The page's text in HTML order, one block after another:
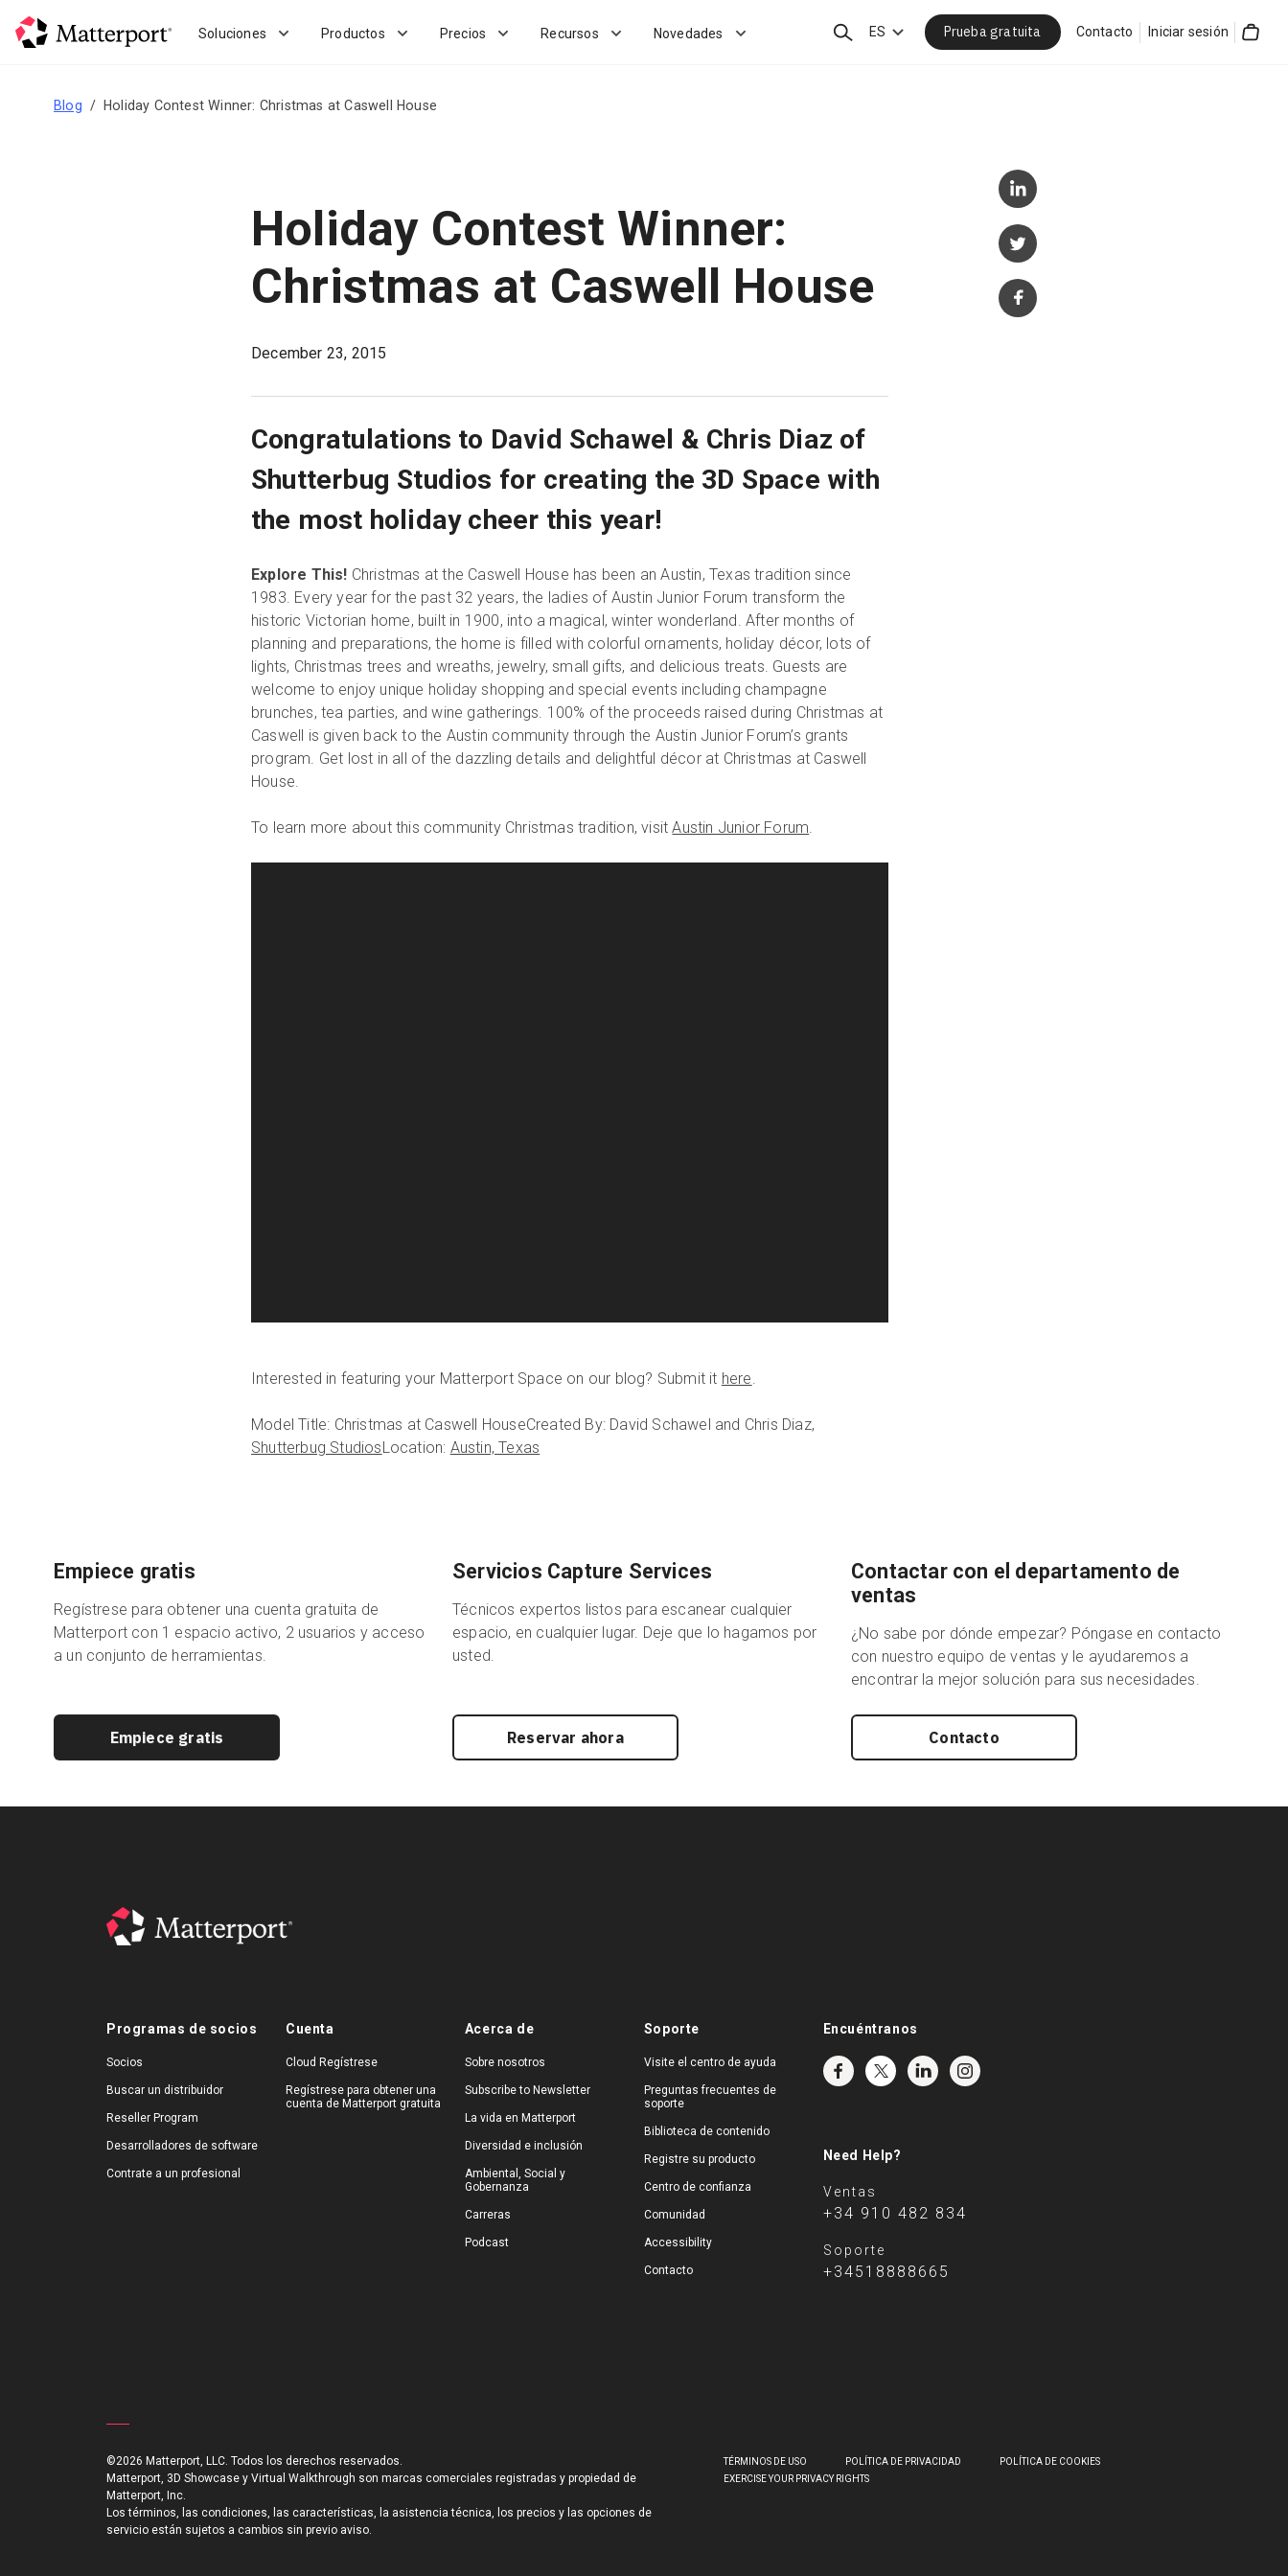
Soluciones Productos Precios Recursos Novedades BuscarES Prueba gratuita Contacto Iniciar sesión
Blog Holiday Contest Winner: Christmas at Caswell House
Holiday Contest Winner:
Christmas at Caswell House
December 23, 2015
Congratulations to David Schawel & Chris Diaz of
Shutterbug Studios for creating the 3D Space with
the most holiday cheer this year!
Explore This! Christmas at the Caswell House has been an Austin, Texas tradition since
1983. Every year for the past 32 years, the ladies of Austin Junior Forum transform the
historic Victorian home, built in 1900, into a magical, winter wonderland. After months of
planning and preparations, the home is filled with colorful ornaments, holiday décor, lots of
lights, Christmas trees and wreaths, jewelry, small gifts, and delicious treats. Guests are
welcome to enjoy unique holiday shopping and special events including champagne
brunches, tea parties, and wine gatherings. 100% of the proceeds raised during Christmas at
Caswell is given back to the Austin community through the Austin Junior Forum’s grants
program. Get lost in all of the dazzling details and delightful décor at Christmas at Caswell
House.
To learn more about this community Christmas tradition, visitAustin Junior Forum.
Interested in featuring your Matterport Space on our blog? Submit it here.
Model Title: Christmas at Caswell HouseCreated By: David Schawel and Chris Diaz,
Shutterbug StudiosLocation: Austin, Texas
Empiece gratis
Regístrese para obtener una cuenta gratuita de
Matterport con 1 espacio activo, 2 usuarios y acceso
a un conjunto de herramientas.
Empiece gratis
Servicios Capture Services
Técnicos expertos listos para escanear cualquier
espacio, en cualquier lugar. Deje que lo hagamos por
usted.
Reservar ahora
Contactar con el departamento de
ventas
¿No sabe por dónde empezar? Póngase en contacto
con nuestro equipo de ventas y le ayudaremos a
encontrar la mejor solución para sus necesidades.
Contacto
Programas de socios
Socios
Buscar un distribuidor
Reseller Program
Desarrolladores de software
Contrate a un profesional
Cuenta
Cloud Regístrese
Regístrese para obtener una
cuenta de Matterport gratuita
Acerca de
Sobre nosotros
Subscribe to Newsletter
La vida en Matterport
Diversidad e inclusión
Ambiental, Social y
Gobernanza
Carreras
Podcast
Soporte
Visite el centro de ayuda
Preguntas frecuentes de
soporte
Biblioteca de contenido
Registre su producto
Centro de confianza
Comunidad
Accessibility
Contacto
Encuéntranos
Need Help?
Ventas
+34 910 482 834
Soporte
+34518888665
©2026 Matterport, LLC. Todos los derechos reservados.
Matterport, 3D Showcase y Virtual Walkthrough son marcas comerciales registradas y propiedad de
Matterport, Inc.
Los términos, las condiciones, las características, la asistencia técnica, los precios y las opciones de
servicio están sujetos a cambios sin previo aviso.
TÉRMINOS DE USO POLÍTICA DE PRIVACIDAD
POLÍTICA DE COOKIES
EXERCISE YOUR PRIVACY RIGHTS